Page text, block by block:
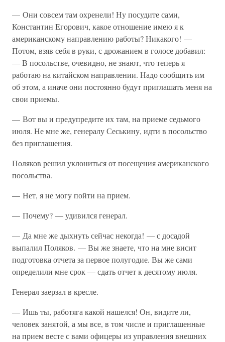
— Они совсем там охренели! Ну посудите сами,
Константин Егорович, какое отношение имею я к
американскому направлению работы? Никакого! —
Потом, взяв себя в руки, с дрожанием в голосе добавил:
— В посольстве, очевидно, не знают, что теперь я
работаю на китайском направлении. Надо сообщить им
об этом, а иначе они постоянно будут приглашать меня на
свои приемы.
— Вот вы и предупредите их там, на приеме седьмого
июля. Не мне же, генералу Сеськину, идти в посольство
без приглашения.
Поляков решил уклониться от посещения американского
посольства.
— Нет, я не могу пойти на прием.
— Почему? — удивился генерал.
— Да мне же дыхнуть сейчас некогда! — с досадой
выпалил Поляков. — Вы же знаете, что на мне висит
подготовка отчета за первое полугодие. Вы же сами
определили мне срок — сдать отчет к десятому июля.
Генерал заерзал в кресле.
— Ишь ты, работяга какой нашелся! Он, видите ли,
человек занятой, а мы все, в том числе и приглашенные
на прием весте с вами офицеры из управления внешних